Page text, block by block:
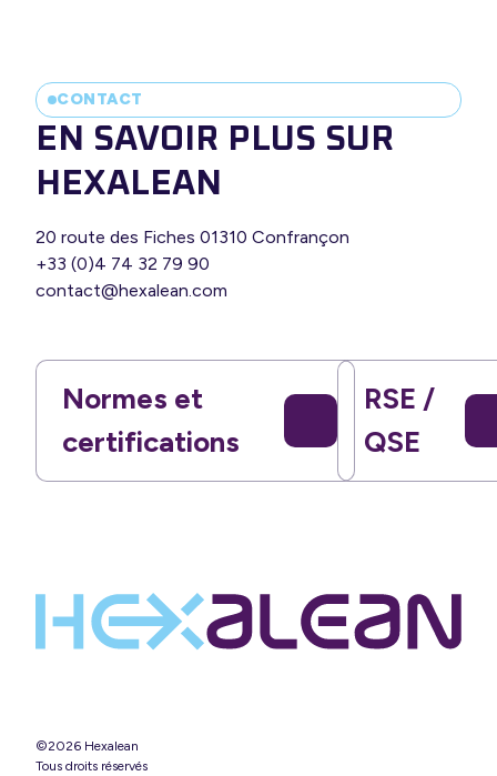
CONTACT
EN SAVOIR PLUS SUR
HEXALEAN
20 route des Fiches 01310 Confrançon
+33 (0)4 74 32 79 90
contact@hexalean.com
Normes et
certifications
RSE /
QSE
©2026 Hexalean
Tous droits réservés